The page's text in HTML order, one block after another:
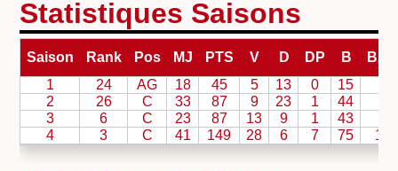
Statistiques Saisons
Saison Rank Pos MJ PTS V D DP B
1
24 AG 18 45 5 13 0 15
2
26 C 33 87 9 23 1 44
3
6 C 23 87 13 9 1 43
4
3 C 41 149 28 6 7 75 16